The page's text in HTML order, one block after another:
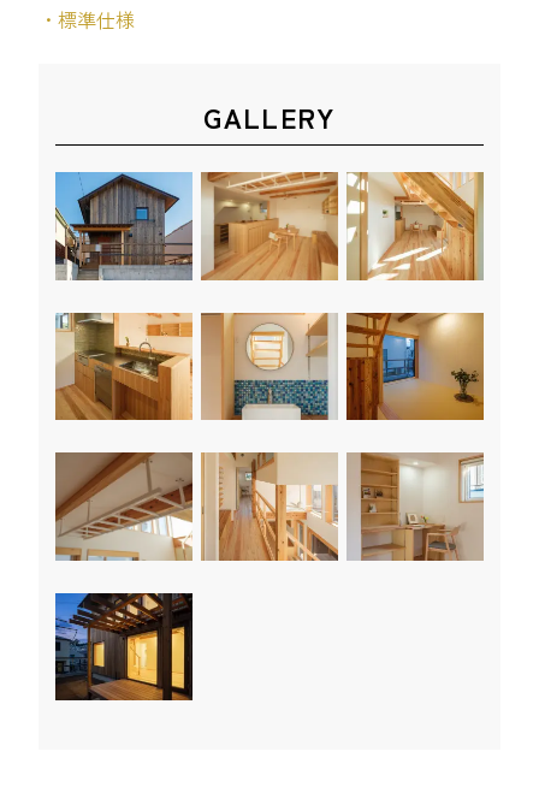
・標準仕様
GALLERY